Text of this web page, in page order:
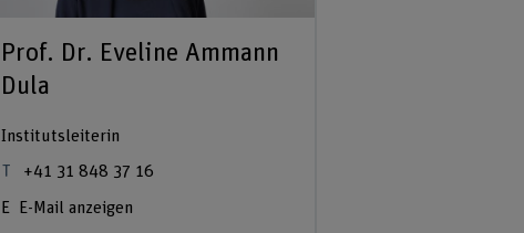
Prof. Dr. Eveline Ammann
Dula
Institutsleiterin
+41 31 848 37 16
E-Mail anzeigen